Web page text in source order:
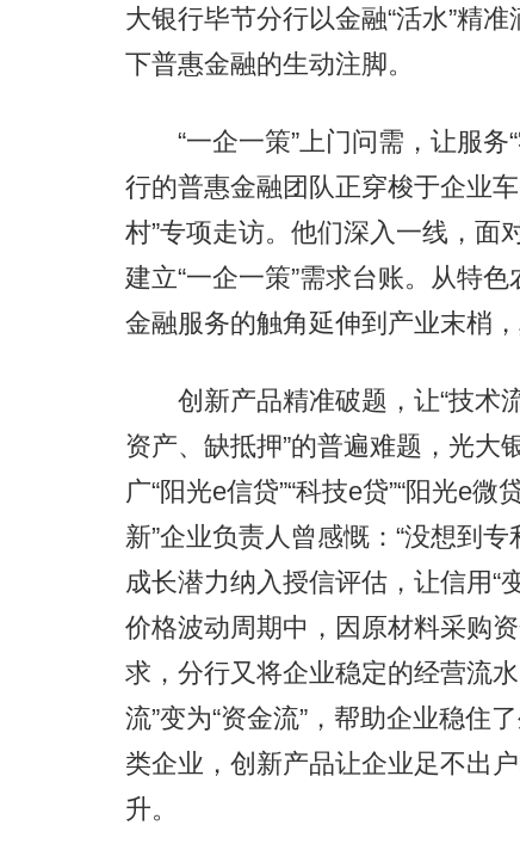
大银行毕节分行以金融“活水”精
下普惠金融的生动注脚。
“一企一策”上门问需，让服务“
行的普惠金融团队正穿梭于企业
村”专项走访。他们深入一线，面
建立“一企一策”需求台账。从特
金融服务的触角延伸到产业末梢，
创新产品精准破题，让“技术流
资产、缺抵押”的普遍难题，光大
广“阳光e信贷”“科技e贷”“阳光e
新”企业负责人曾感慨：“没想到
成长潜力纳入授信评估，让信用“
价格波动周期中，因原材料采购
求，分行又将企业稳定的经营流
流”变为“资金流”，帮助企业稳住
类企业，创新产品让企业足不出
升。